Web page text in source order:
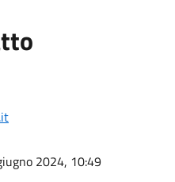
2024, 10:49